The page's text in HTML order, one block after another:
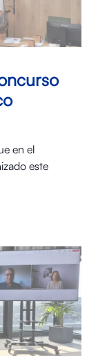
en el
este